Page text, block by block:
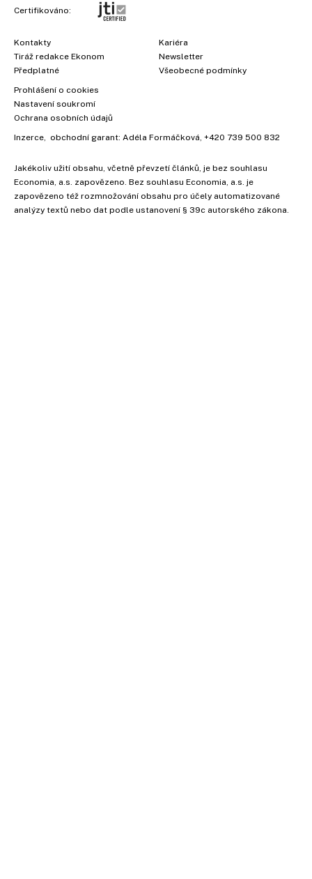
Certifikováno:
Kontakty
Tiráž redakce Ekonom
Předplatné
Kariéra
Newsletter
Všeobecné podmínky
Prohlášení o cookies
Nastavení soukromí
Ochrana osobních údajů
Inzerce , obchodní garant: Adéla Formáčková +420 739 500 832
Jakékoliv užití obsahu, včetně převzetí článků, je bez souhlasu
Economia, a.s. zapovězeno. Bez souhlasu Economia, a.s. je
zapovězeno též rozmnožování obsahu pro účely automatizované
analýzy textů nebo dat podle ustanovení § 39c autorského zákona.